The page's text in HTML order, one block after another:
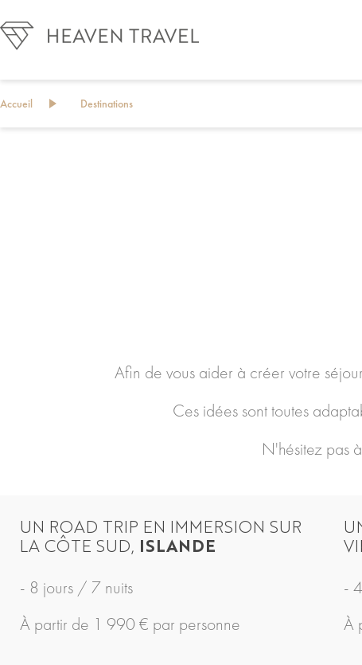
Accueil Destinations
Afin de vous aider à créer votre
Ces idées sont toutes
N'hésitez pas
UN ROAD TRIP EN IMMERSION SUR
LA CÔTE SUD,
ISLANDE
- 8 jours / 7 nuits
À partir de 1 990 € par personne
-
À